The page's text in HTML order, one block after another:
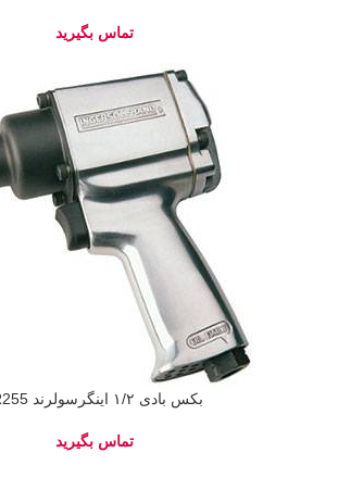
بکس بادی ۱/۲ اینگرسولرند IR255